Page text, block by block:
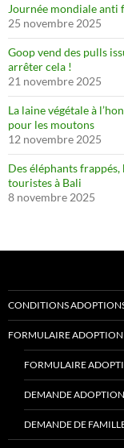
Journée mondiale anti
25 novembre 2025
Goop vend des pulls
arrêter cela !
21 novembre 2025
La laine végétale à
pour les moutons
12 novembre 2025
Des éléphants frappés,
touristes à Bali
8 novembre 2025
CONDITIONS
FORMULAIRE ADOPTION
FORMULAIRE
DEMANDE
DEMANDE DE